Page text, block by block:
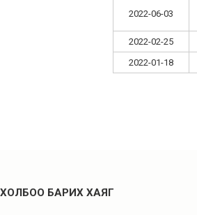
2022-06-03
2022-02-25
2022-01-18
ХОЛБОО БАРИХ ХАЯГ